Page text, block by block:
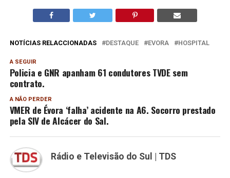
NOTÍCIAS RELACCIONADAS DESTAQUE EVORA HOSPITAL
A SEGUIR
Policia e GNR apanham 61 condutores TVDE sem
contrato.
A NÃO PERDER
VMER de Évora ‘falha’ acidente na A6. Socorro prestado
pela SIV de Alcácer do Sal.
Rádio e Televisão do Sul | TDS